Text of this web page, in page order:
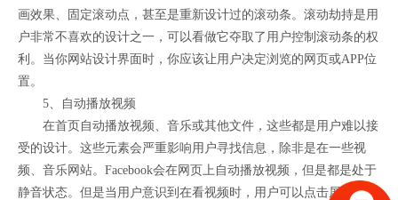
画效果、固定滚动点，甚至是重新设计过的滚动条。滚动劫持是用
户非常不喜欢的设计之一，可以看做它夺取了用户控制滚动条的权
利。当你网站设计界面时，你应该让用户决定浏览的网页或APP位
置。
5、自动播放视频
在首页自动播放视频、音乐或其他文件，这些都是用户难以接
受的设计。这些元素会严重影响用户寻找信息，除非是在一些视
频、音乐网站。Facebook会在网页上自动播放视频，但是都是处于
静音状态。但是当用户意识到在看视频时，用户可以点击屏幕决定